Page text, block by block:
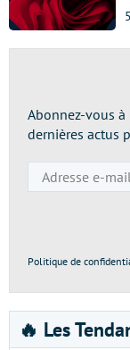
Abonnez-vous
dernières actus
Politique de
🔥 Les